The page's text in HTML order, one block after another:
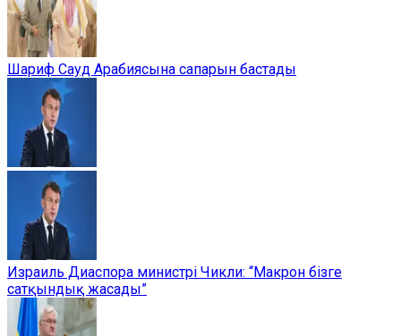
Шариф Сауд Арабиясына сапарын бастады
Израиль Диаспора министрі Чикли: “Макрон бізге
сатқындық жасады”